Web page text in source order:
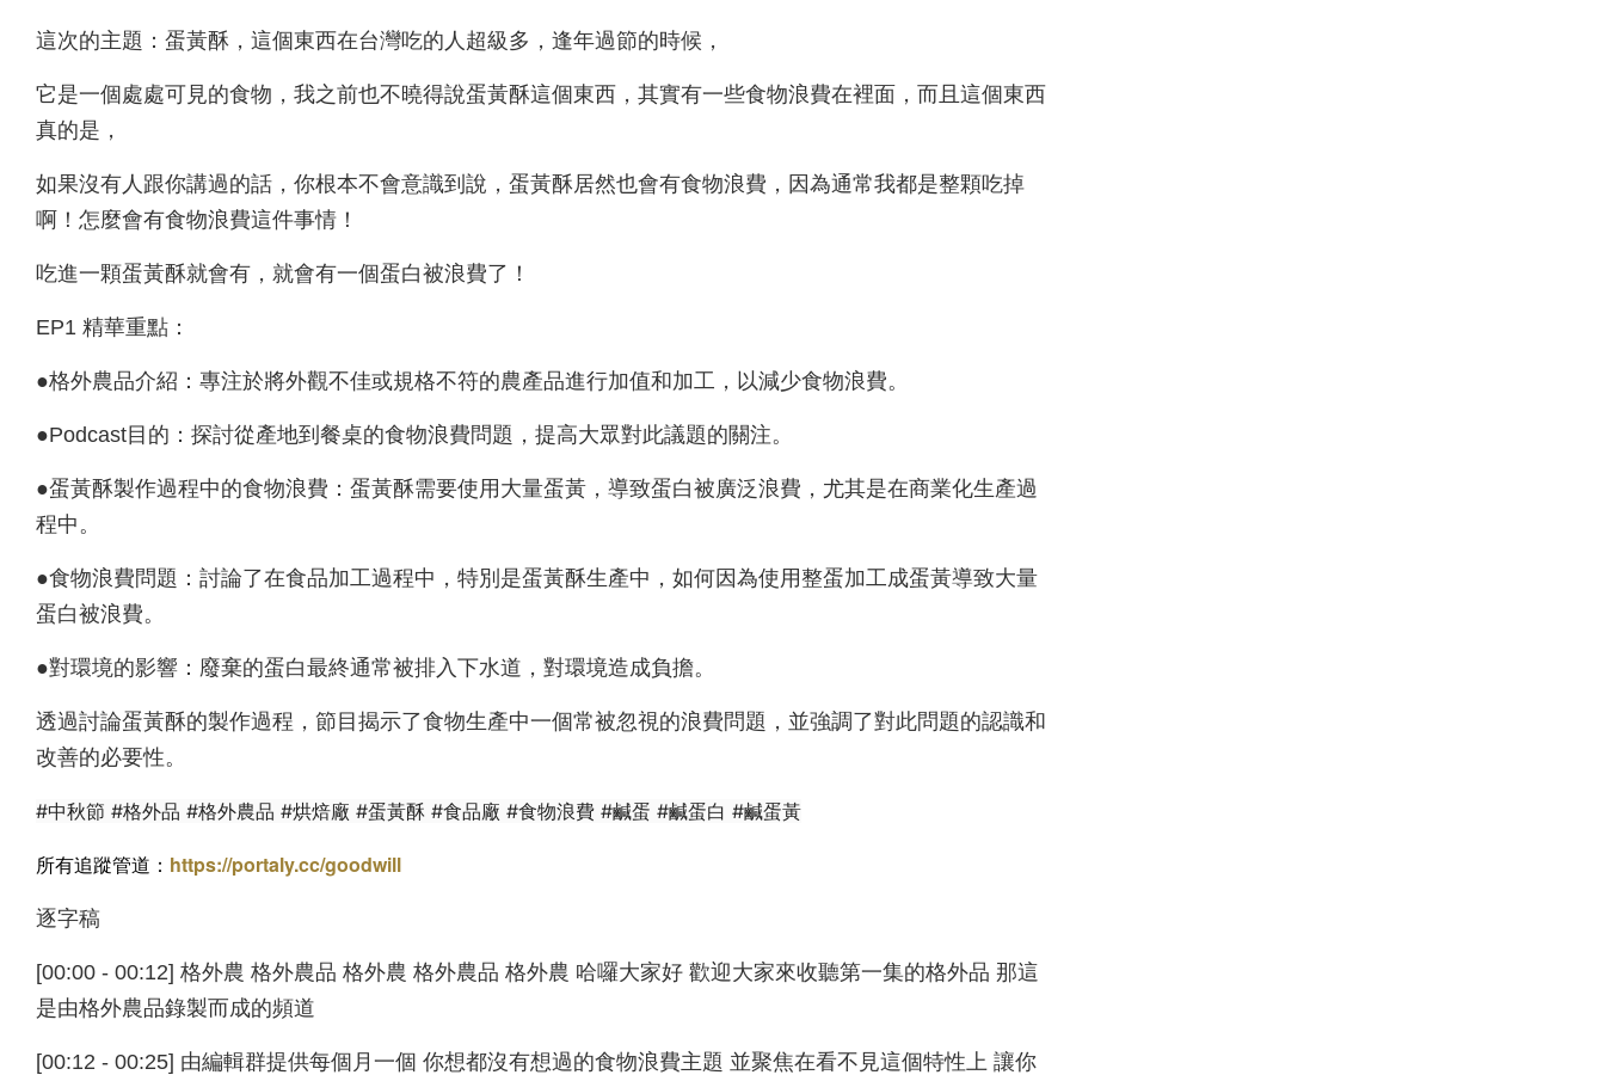
這次的主題：蛋黃酥，這個東西在台灣吃的人超級多，逢年過節的時候，
它是一個處處可見的食物，我之前也不曉得說蛋黃酥這個東西，其實有一些食物浪費在裡面，而且這個東西
真的是，
如果沒有人跟你講過的話，你根本不會意識到說，蛋黃酥居然也會有食物浪費，因為通常我都是整顆吃掉
啊！怎麼會有食物浪費這件事情！
吃進一顆蛋黃酥就會有，就會有一個蛋白被浪費了！
EP1 精華重點：
●格外農品介紹：專注於將外觀不佳或規格不符的農產品進行加值和加工，以減少食物浪費。
●Podcast目的：探討從產地到餐桌的食物浪費問題，提高大眾對此議題的關注。
●蛋黃酥製作過程中的食物浪費：蛋黃酥需要使用大量蛋黃，導致蛋白被廣泛浪費，尤其是在商業化生產過
程中。
●食物浪費問題：討論了在食品加工過程中，特別是蛋黃酥生產中，如何因為使用整蛋加工成蛋黃導致大量
蛋白被浪費。
●對環境的影響：廢棄的蛋白最終通常被排入下水道，對環境造成負擔。
透過討論蛋黃酥的製作過程，節目揭示了食物生產中一個常被忽視的浪費問題，並強調了對此問題的認識和
改善的必要性。
#中秋節 #格外品 #格外農品 #烘焙廠 #蛋黃酥 #食品廠 #食物浪費 #鹹蛋 #鹹蛋白 #鹹蛋黃
所有追蹤管道： https://portaly.cc/goodwill
逐字稿
[00:00 - 00:12] 格外農 格外農品 格外農 格外農品 格外農 哈囉大家好 歡迎大家來收聽第一集的格外品 那這
是由格外農品錄製而成的頻道
[00:12 - 00:25] 由編輯群提供每個月一個 你想都沒有想過的食物浪費主題 並聚焦在看不見這個特性上 讓你